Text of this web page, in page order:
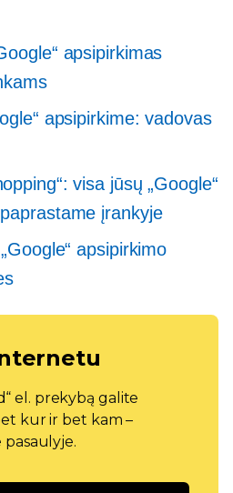
apsipirkimas
apsipirkime: vadovas
visa jūsų „Google“
įrankyje
apsipirkimo
el. prekybą galite
kur ir bet kam –